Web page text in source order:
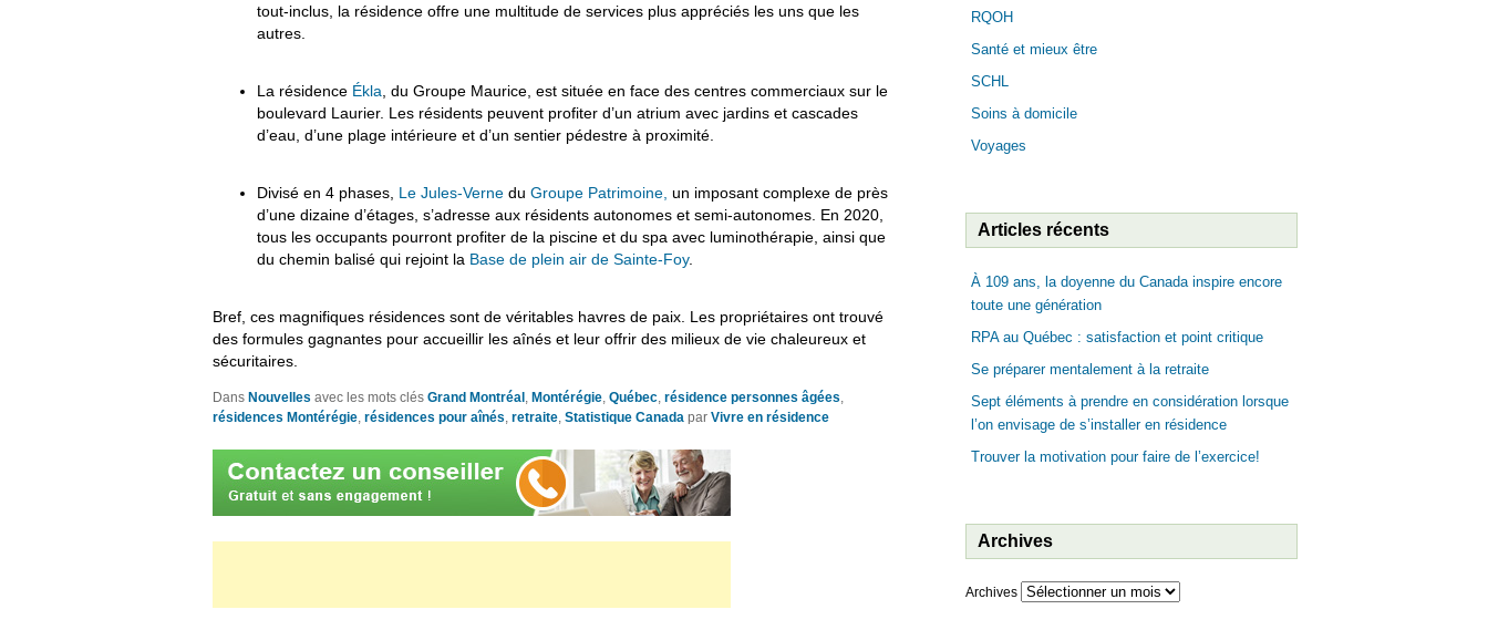
tout-inclus, la résidence offre une multitude de services plus appréciés les uns que les
autres.
La résidence Ékla, du Groupe Maurice, est située en face des centres commerciaux sur le
boulevard Laurier. Les résidents peuvent profiter d’un atrium avec jardins et cascades
d’eau, d’une plage intérieure et d’un sentier pédestre à proximité.
Divisé en 4 phases, Le Jules-Verne du Groupe Patrimoine, un imposant complexe de près
d’une dizaine d’étages, s’adresse aux résidents autonomes et semi-autonomes. En 2020,
tous les occupants pourront profiter de la piscine et du spa avec luminothérapie, ainsi que
du chemin balisé qui rejoint la Base de plein air de Sainte-Foy.
Bref, ces magnifiques résidences sont de véritables havres de paix. Les propriétaires ont trouvé
des formules gagnantes pour accueillir les aînés et leur offrir des milieux de vie chaleureux et
sécuritaires.
Dans Nouvelles avec les mots clés Grand Montréal , Montérégie, Québec, résidence personnes âgées,
résidences Montérégie, résidences pour aînés, retraite, Statistique Canada par Vivre en résidence
RQOH
Santé et mieux être
SCHL
Soins à domicile
Voyages
Articles récents
À 109 ans, la doyenne du Canada inspire encore
toute une génération
RPA au Québec : satisfaction et point critique
Se préparer mentalement à la retraite
Sept éléments à prendre en considération lorsque
l’on envisage de s’installer en résidence
Trouver la motivation pour faire de l’exercice!
Archives
Archives